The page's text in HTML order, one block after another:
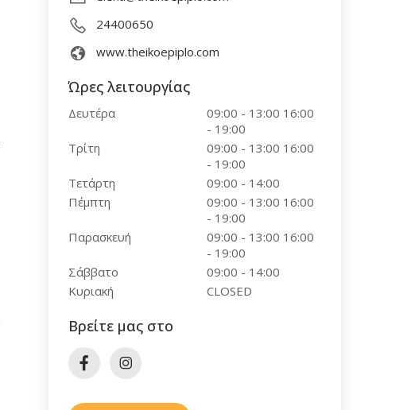
24400650
www.theikoepiplo.com
Ώρες λειτουργίας
Δευτέρα
09:00 - 13:00 16:00
- 19:00
Τρίτη
09:00 - 13:00 16:00
- 19:00
Τετάρτη
09:00 - 14:00
Πέμπτη
09:00 - 13:00 16:00
- 19:00
Παρασκευή
09:00 - 13:00 16:00
- 19:00
Σάββατο
09:00 - 14:00
Κυριακή
CLOSED
Βρείτε μας στο